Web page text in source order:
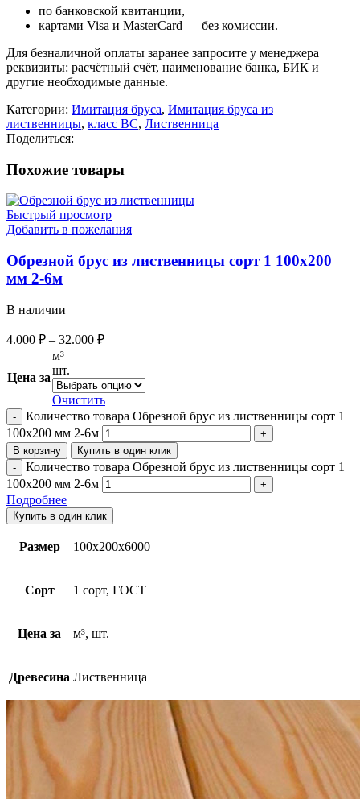
по банковской квитанции,
картами Visa и MasterCard — без комиссии.
Для безналичной оплаты заранее запросите у менеджера
реквизиты: расчётный счёт, наименование банка, БИК и
другие необходимые данные.
Категории: Имитация бруса, Имитация бруса из
лиственницы, класс BC, Лиственница
Поделиться:
Похожие товары
Быстрый просмотр
Добавить в пожелания
Обрезной брус из лиственницы сорт 1 100х200
мм 2-6м
В наличии
4.000 ₽ – 32.000 ₽
Цена за
м³
шт.
Очистить
Количество товара Обрезной брус из лиственницы сорт 1
100х200 мм 2-6м
В корзину Купить в один клик
Количество товара Обрезной брус из лиственницы сорт 1
100х200 мм 2-6м
Подробнее
Купить в один клик
Размер 100х200х6000
Сорт 1 сорт, ГОСТ
Цена за м³, шт.
Древесина Лиственница